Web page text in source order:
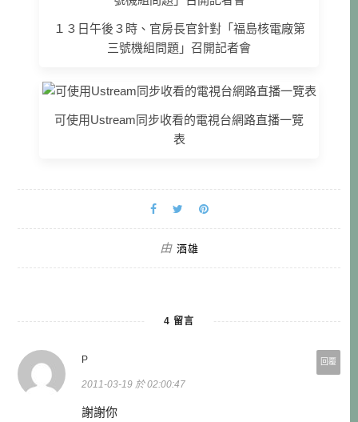
１３日午後３時、官房長官針對「福島核電廠第
三號機組問題」召開記者會
可使用Ustream同步收看的電視台網路直播一覽
表
由 酒雄
4 留言
回覆
P
2011-03-19 於 02:00:47
謝謝你